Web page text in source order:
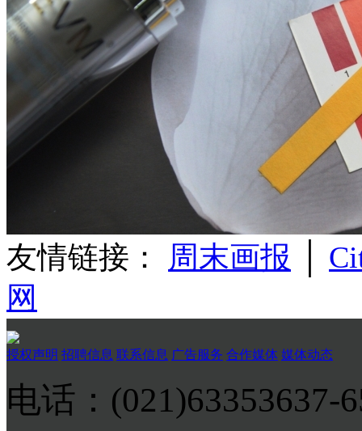
友情链接： 周末画报
网
授权声明 招聘信息 联系信息 广告服务 合作媒体 媒体动态
电话：(021)63353637-